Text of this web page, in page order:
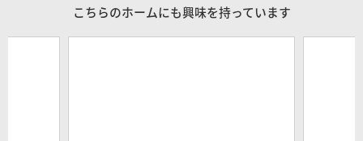
こちらのホームにも興味を持っています